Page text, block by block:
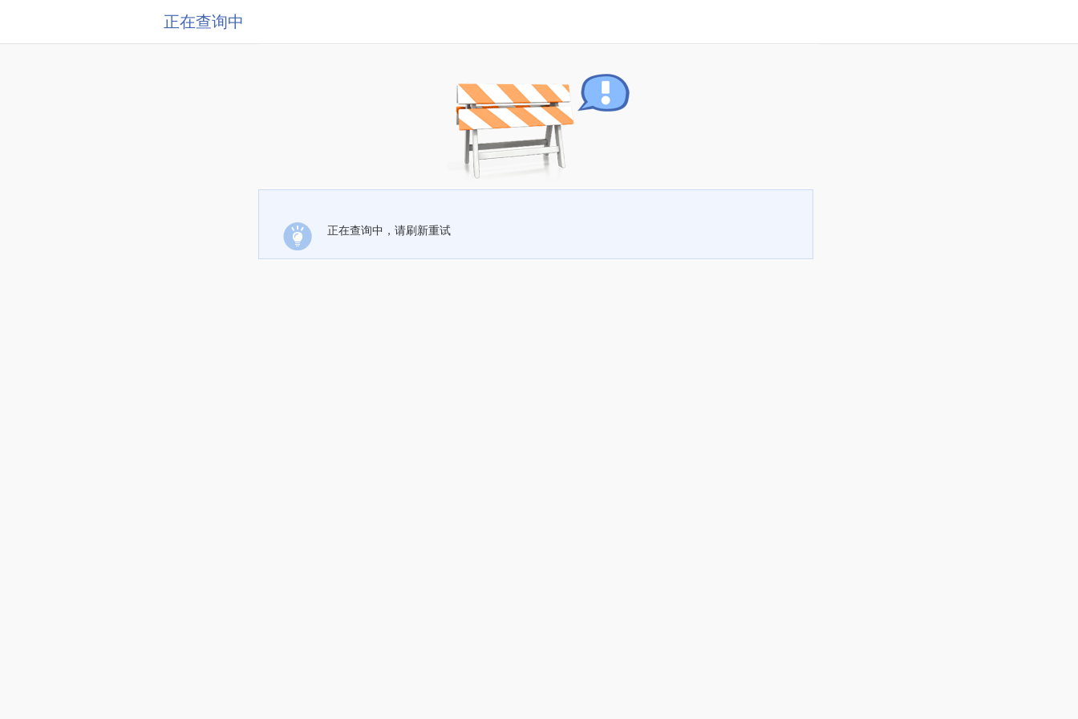
正在查询中
正在查询中，请刷新重试